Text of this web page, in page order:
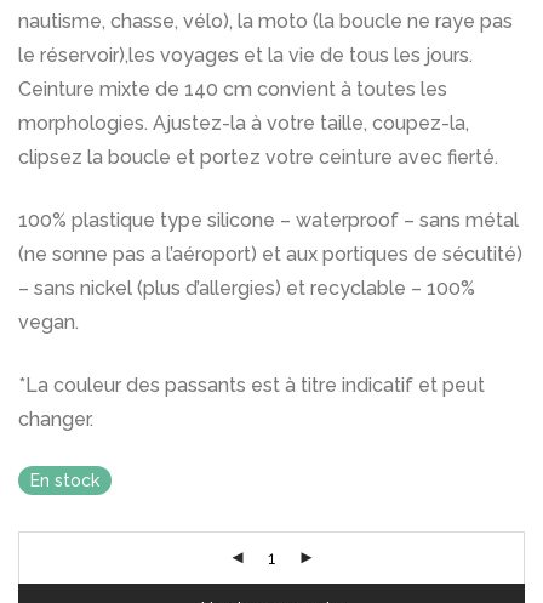
nautisme, chasse, vélo), la moto (la boucle ne raye pas
le réservoir),les voyages et la vie de tous les jours.
Ceinture mixte de 140 cm convient à toutes les
morphologies. Ajustez-la à votre taille, coupez-la,
clipsez la boucle et portez votre ceinture avec fierté.
100% plastique type silicone – waterproof – sans métal
(ne sonne pas a l’aéroport) et aux portiques de sécutité)
– sans nickel (plus d’allergies) et recyclable – 100%
vegan.
*La couleur des passants est à titre indicatif et peut
changer.
En stock